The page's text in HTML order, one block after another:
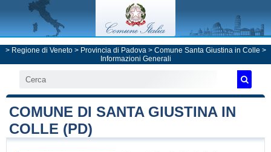
> Regione di Veneto> Provincia di Padova> Comune Santa Giustina in Colle >
Informazioni Generali
COMUNE DI SANTA GIUSTINA IN
COLLE (PD)